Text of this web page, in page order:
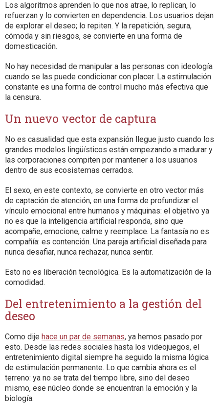
Los algoritmos aprenden lo que nos atrae, lo replican, lo
refuerzan y lo convierten en dependencia. Los usuarios dejan
de explorar el deseo; lo repiten. Y la repetición, segura,
cómoda y sin riesgos, se convierte en una forma de
domesticación.
No hay necesidad de manipular a las personas con ideología
cuando se las puede condicionar con placer. La estimulación
constante es una forma de control mucho más efectiva que
la censura.
Un nuevo vector de captura
No es casualidad que esta expansión llegue justo cuando los
grandes modelos lingüísticos están empezando a madurar y
las corporaciones compiten por mantener a los usuarios
dentro de sus ecosistemas cerrados.
El sexo, en este contexto, se convierte en otro vector más
de captación de atención, en una forma de profundizar el
vínculo emocional entre humanos y máquinas: el objetivo ya
no es que la inteligencia artificial responda, sino que
acompañe, emocione, calme y reemplace. La fantasía no es
compañía: es contención. Una pareja artificial diseñada para
nunca desafiar, nunca rechazar, nunca sentir.
Esto no es liberación tecnológica. Es la automatización de la
comodidad.
Del entretenimiento a la gestión del
deseo
Como dije hace un par de semanas, ya hemos pasado por
esto. Desde las redes sociales hasta los videojuegos, el
entretenimiento digital siempre ha seguido la misma lógica
de estimulación permanente. Lo que cambia ahora es el
terreno: ya no se trata del tiempo libre, sino del deseo
mismo, ese núcleo donde se encuentran la emoción y la
biología.